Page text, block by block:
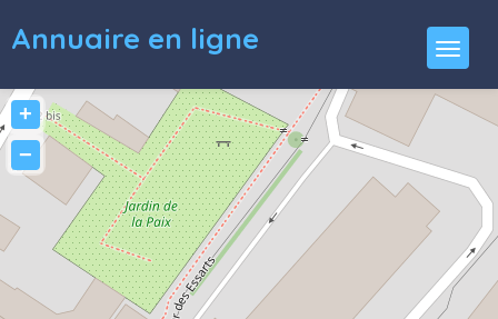
Annuaire en ligne
+
−